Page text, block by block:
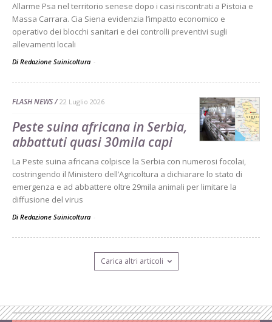
Allarme Psa nel territorio senese dopo i casi riscontrati a Pistoia e
Massa Carrara. Cia Siena evidenzia l’impatto economico e
operativo dei blocchi sanitari e dei controlli preventivi sugli
allevamenti locali
Di Redazione Suinicoltura -
FLASH NEWS 22 Luglio 2026
Peste suina africana in Serbia,
abbattuti quasi 30mila capi
La Peste suina africana colpisce la Serbia con numerosi focolai,
costringendo il Ministero dell’Agricoltura a dichiarare lo stato di
emergenza e ad abbattere oltre 29mila animali per limitare la
diffusione del virus
Di Redazione Suinicoltura -
Carica altri articoli